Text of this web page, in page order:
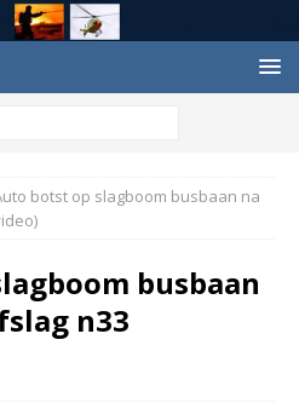
botst op slagboom busbaan na
busbaan
n33